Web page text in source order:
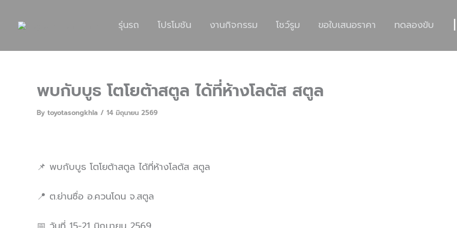
รุ่นรถ โปรโมชัน งานกิจกรรม โชว์รูม ขอใบเสนอราคา ทดลองขับ |
พบกับบูธ โตโยต้าสตูล ได้ที่ห้างโลตัส สตูล
By toyotasongkhla / 14 มิถุนายน 2569
📌 พบกับบูธ โตโยต้าสตูล ได้ที่ห้างโลตัส สตูล
📍 ต.ย่านซื่อ อ.ควนโดน จ.สตูล